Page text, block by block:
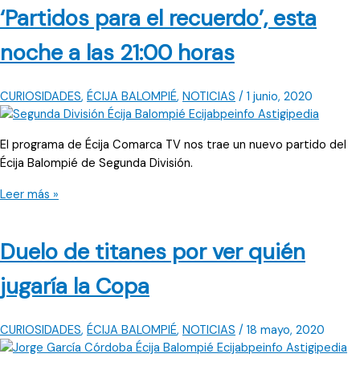
Copa
apodera
vetusto
San
‘Partidos para el recuerdo’, esta
noche a las 21:00 horas
CURIOSIDADES, ÉCIJA BALOMPIÉ, NOTICIAS / 1 junio, 2020
El programa de Écija Comarca TV nos trae un nuevo partido del
Écija Balompié de Segunda División.
‘Partidos
recuerdo’,
noche
las
21:00
Leer más »
Duelo de titanes por ver quién
jugaría la Copa
CURIOSIDADES, ÉCIJA BALOMPIÉ, NOTICIAS / 18 mayo, 2020